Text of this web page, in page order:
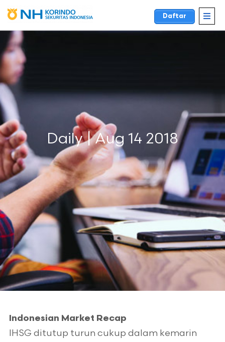
Daftar
Daily | Aug 14 2018
Indonesian Market Recap
IHSG ditutup turun cukup dalam kemarin